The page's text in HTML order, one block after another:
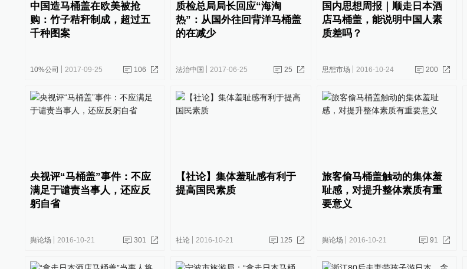
中国造马桶盖在欧美被抢
购：竹子秸秆制成，超过五
千种图案
10%公司 2017-09-25 106
质检总局局长回应“海淘
热”：从国外往回背洋马桶盖
的在减少
法治中国 2017-06-25 25
国内思想周报｜顺走日本酒
店马桶盖，能说明中国人素
质差吗？
思想市场 2016-10-24 200
央视评“马桶盖”事件：不应
满足于谴责当事人，还应反
躬自省
舆论场 2016-10-21 301
【社论】集体羞耻感有利于
提高国民素质
社论 2016-10-21 125
旅客偷马桶盖触动的集体羞
耻感，对提升整体素质有重
要意义
舆论场 2016-10-21 91